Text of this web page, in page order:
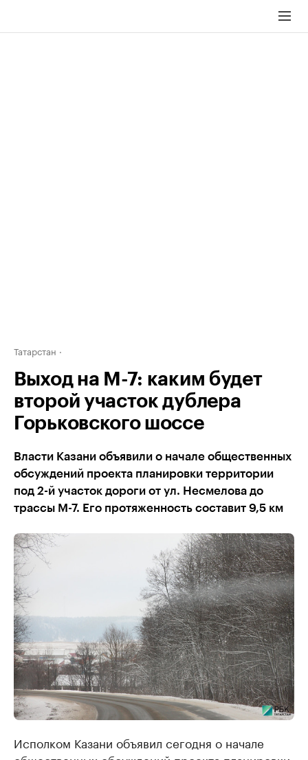
Татарстан
Выход на М-7: каким будет
второй участок дублера
Горьковского шоссе
Власти Казани объявили о начале общественных
обсуждений проекта планировки территории
под 2-й участок дороги от ул. Несмелова до
трассы М-7. Его протяженность составит 9,5 км
Исполком Казани объявил сегодня о начале